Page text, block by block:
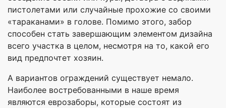
пистолетами или случайные прохожие со своими
«тараканами» в голове. Помимо этого, забор
способен стать завершающим элементом дизайна
всего участка в целом, несмотря на то, какой его
вид предпочтет хозяин.
А вариантов ограждений существует немало.
Наиболее востребованными в наше время
являются еврозаборы, которые состоят из